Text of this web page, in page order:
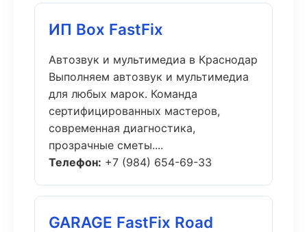
ИП Box FastFix
Автозвук и мультимедиа в Краснодар
Выполняем автозвук и мультимедиа
для любых марок. Команда
сертифицированных мастеров,
современная диагностика,
прозрачные сметы....
Телефон: +7 (984) 654-69-33
GARAGE FastFix Road